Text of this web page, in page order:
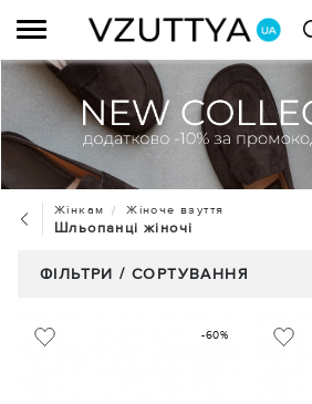
Жінкам Жіноче взуття
Шльопанці жіночі
ФІЛЬТРИ / СОРТУВАННЯ
-60%